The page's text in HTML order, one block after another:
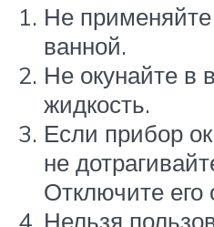
Не
ванной.
Не окунайте в
жидкость.
Если прибор
не
Отключите его
Нельзя